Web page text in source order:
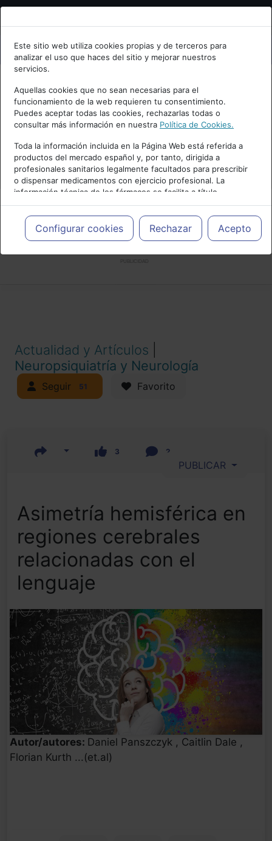
Bienvenid@ a psiquiatria.com
Escribe tu Email
Accede o regístrate con tu email.
Cancelar
Este sitio web utiliza cookies propias y de terceros para
analizar el uso que haces del sitio y mejorar nuestros
servicios.
Aquellas cookies que no sean necesarias para el
funcionamiento de la web requieren tu consentimiento.
Puedes aceptar todas las cookies, rechazarlas todas o
consultar más información en nuestra Política de Cookies.
Toda la información incluida en la Página Web está referida a
productos del mercado español y, por tanto, dirigida a
profesionales sanitarios legalmente facultados para prescribir
o dispensar medicamentos con ejercicio profesional. La
información técnica de los fármacos se facilita a título
meramente informativo, siendo responsabilidad de los
profesionales facultados prescribir medicamentos y decidir, en
cada caso concreto, el tratamiento más adecuado a las
necesidades del paciente.
Configurar cookies Rechazar Acepto
Actualidad y Artículos
Neuropsiquiatría y Neurología
Seguir 51 Favorito
3 2
PUBLICAR
Asimetría hemisférica en
regiones cerebrales
relacionadas con el
lenguaje
Autor/autores: Daniel Panszczyk , Caitlin Dale ,
Florian Kurth ...(et.al)